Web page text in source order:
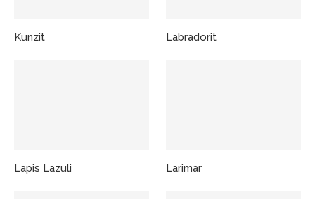
Kunzit Labradorit
Lapis Lazuli Larimar